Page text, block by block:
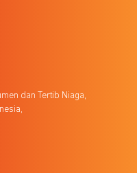
dan Tertib Niaga,